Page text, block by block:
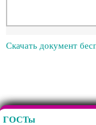
Скачать документ
ГОСТы